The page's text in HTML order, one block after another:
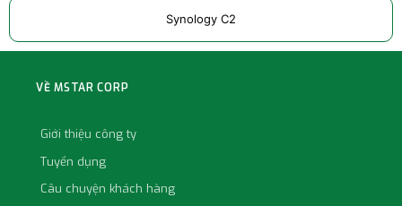
Synology C2
VỀ MSTAR CORP
Giới thiệu công ty
Tuyển dụng
Câu chuyện khách hàng